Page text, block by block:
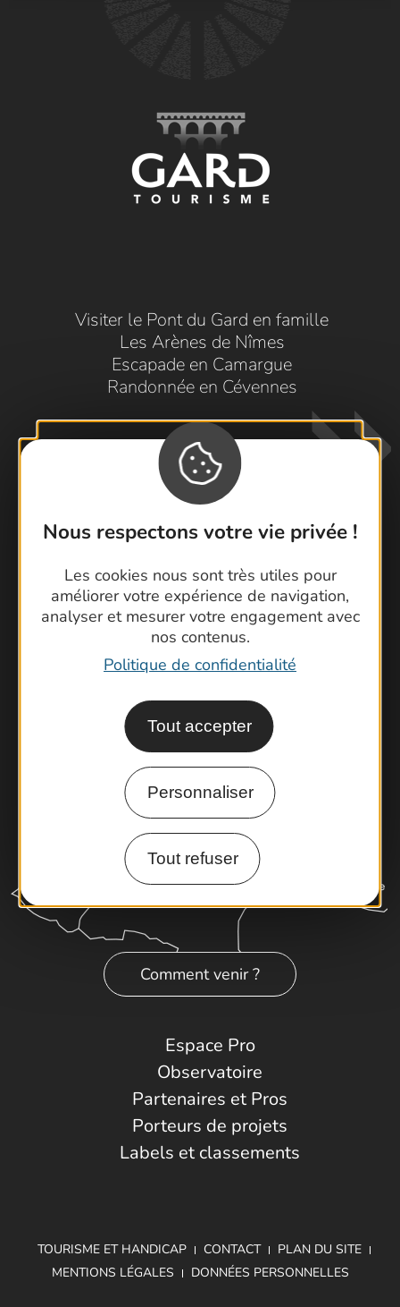
Nous respectons votre vie privée !
Les cookies nous sont très utiles pour
améliorer votre expérience de navigation,
analyser et mesurer votre engagement avec
nos contenus.
Politique de confidentialité
Tout accepter
Personnaliser
Tout refuser
Visiter le Pont du Gard en famille
Les Arènes de Nîmes
Escapade en Camargue
Randonnée en Cévennes
Contactez-nous !
Foire aux questions
Brochures
Cartoguides et Topoguides
Latitude Gard
Comment venir ?
Espace Pro
Observatoire
Partenaires et Pros
Porteurs de projets
Labels et classements
TOURISME ET HANDICAP CONTACT
PLAN DU SITE
MENTIONS LÉGALES
DONNÉES PERSONNELLES